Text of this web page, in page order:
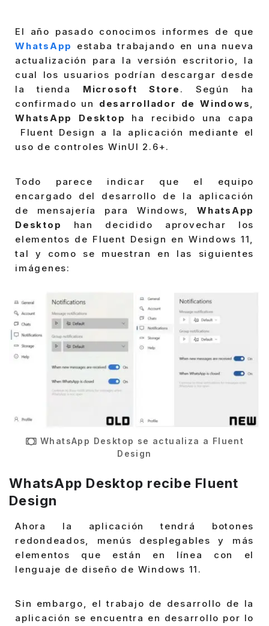
El año pasado conocimos informes de que
WhatsApp
estaba trabajando en una nueva
actualización para la versión escritorio, la
cual los usuarios podrían descargar desde
la tienda Microsoft Store . Según ha
confirmado un desarrollador de Windows,
WhatsApp Desktop
ha recibido una capa
Fluent Design a la aplicación mediante el
uso de controles WinUI 2.6+.
Todo parece indicar que el equipo
encargado del desarrollo de la aplicación
de mensajería para Windows, WhatsApp
Desktop
han decidido aprovechar los
elementos de Fluent Design en Windows 11,
tal y como se muestran en las siguientes
imágenes:
WhatsApp Desktop se actualiza a Fluent
Design
WhatsApp Desktop recibe Fluent
Design
Ahora la aplicación tendrá botones
redondeados, menús desplegables y más
elementos que están en línea con el
lenguaje de diseño de Windows 11.
Sin embargo, el trabajo de desarrollo de la
aplicación se encuentra en desarrollo por lo